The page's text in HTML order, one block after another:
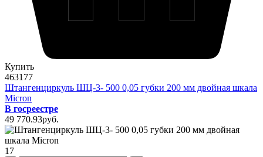
Купить
463177
Штангенциркуль ШЦ-3- 500 0,05 губки 200 мм двойная шкала
Micron
В госреестре
49 770.93pуб.
17